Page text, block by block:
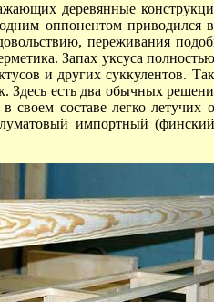
деревянные
оппонентом
переживания
Запах уксуса
и других суккулентов.
Здесь есть два обычных
составе легко летучих
импортный